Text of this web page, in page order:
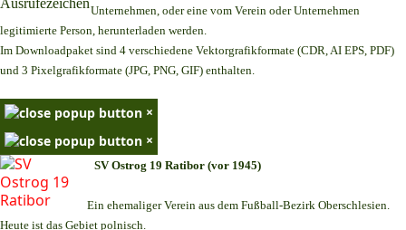
Unternehmen, oder eine vom Verein oder Unternehmen
legitimierte Person, herunterladen werden.
Im Downloadpaket sind 4 verschiedene Vektorgrafikformate (CDR, AI EPS, PDF)
und 3 Pixelgrafikformate (JPG, PNG, GIF) enthalten.
×
×
SV Ostrog 19 Ratibor (vor 1945)
Ein ehemaliger Verein aus dem Fußball-Bezirk Oberschlesien.
Heute ist das Gebiet polnisch.